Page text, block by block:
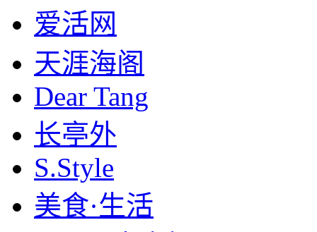
爱活网
天涯海阁
Dear Tang
长亭外
S.Style
美食·生活